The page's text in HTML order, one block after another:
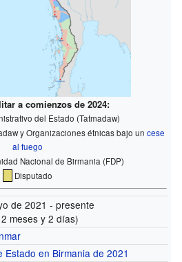
a comienzos de 2024:
del Estado (Tatmadaw)
y Organizaciones étnicas bajo uncese
al fuego
Nacional de Birmania (FDP)
Disputado
de 2021 - presente
meses y 2 días)
Estado en Birmania de 2021